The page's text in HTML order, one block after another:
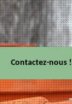
Contactez-nous !